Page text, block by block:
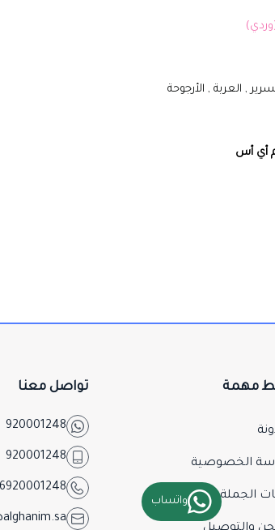
, العربة , الأرجوحة
أي أس
مهمة
الخصوصية
الجملة والمشاريع
تواصل معنا
920001248
920001248
واتساب